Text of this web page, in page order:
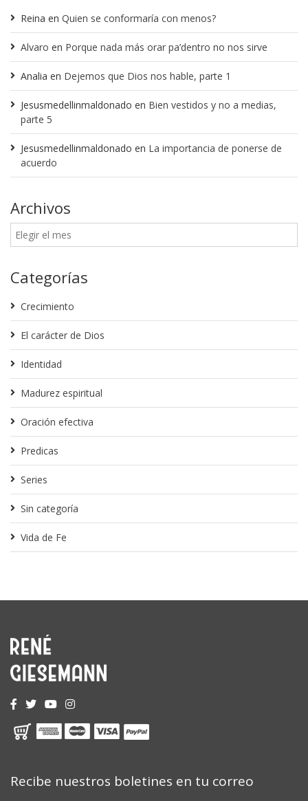
Reina en Quien se conformaría con menos?
Alvaro en Porque nada más orar pa’dentro no nos sirve
Analia en Dejemos que Dios nos hable, parte 1
Jesusmedellinmaldonado en Bien vestidos y no a medias,
parte 5
Jesusmedellinmaldonado en La importancia de ponerse de
acuerdo
Archivos
Categorías
Crecimiento
El carácter de Dios
Identidad
Madurez espiritual
Oración efectiva
Predicas
Series
Sin categoría
Vida de Fe
Recibe nuestros boletines en tu correo